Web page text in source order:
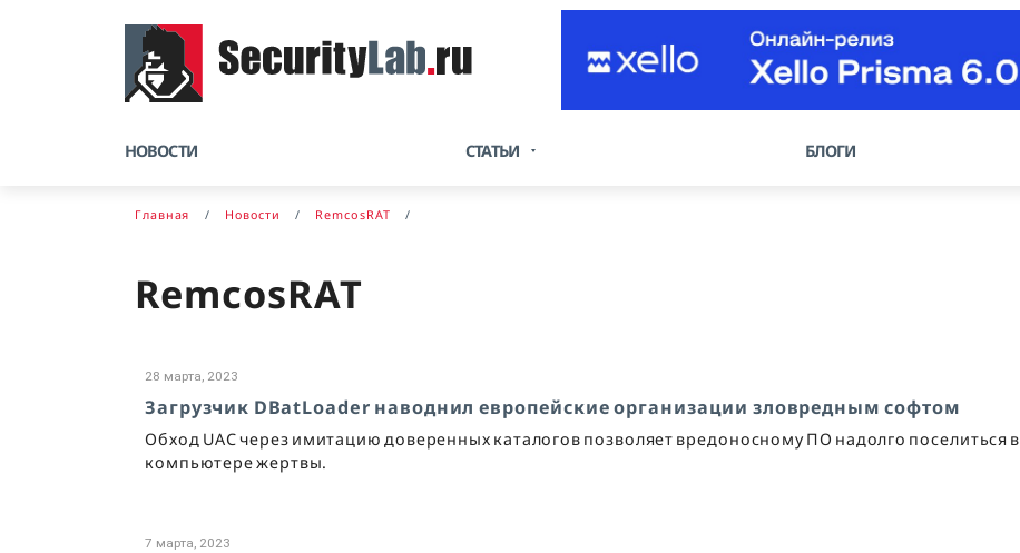
НОВОСТИ СТАТЬИ БЛОГИ
Главная Новости RemcosRAT
RemcosRAT
28 марта, 2023
Загрузчик DBatLoader наводнил европейские организации зловредным софтом
Обход UAC через имитацию доверенных каталогов позволяет вредоносному ПО надолго поселиться в
компьютере жертвы.
7 марта, 2023